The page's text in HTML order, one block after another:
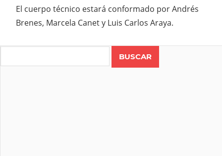
El cuerpo técnico estará conformado por Andrés
Brenes, Marcela Canet y Luis Carlos Araya.